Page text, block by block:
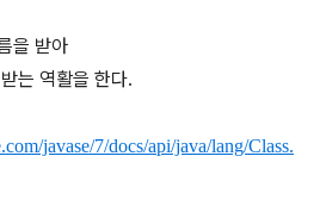
을 받아
는 역활을 한다.
javase/7/docs/api/java/lang/Class.